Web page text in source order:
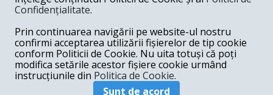
„neaoși”
Periodic, în spațiul public sunt voci care lansează
mesaje xenofobe la adresa câte unui politician care deranjează un
anumit grup politico-mediatic, într-un anumit moment.
ArmandGosu
Unirea cu Moldova: modele istorice
Unirea cu Moldova depinde de intensitatea
Confidențialitate.
Prin continuarea navigării pe website-ul nostru
confirmi acceptarea utilizării fișierelor de tip cookie
conform Politicii de Cookie. Nu uita totuși că poți
modifica setările acestor fișiere cookie urmând
instrucțiunile din Politica de Cookie.
Sunt de acord